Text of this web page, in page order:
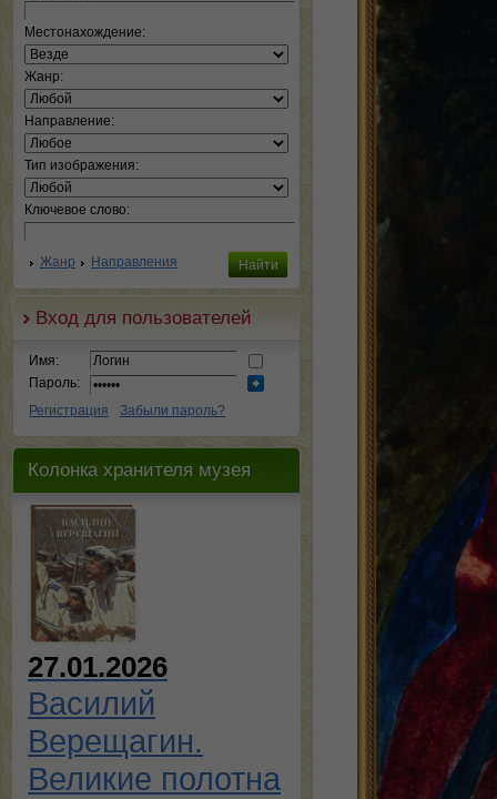
Местонахождение:
Жанр:
Направление:
Тип изображения:
Ключевое слово:
Жанр Направления
Вход для пользователей
Имя:
Пароль:
Регистрация
Забыли пароль?
Колонка хранителя музея
27.01.2026
Василий
Верещагин.
Великие полотна